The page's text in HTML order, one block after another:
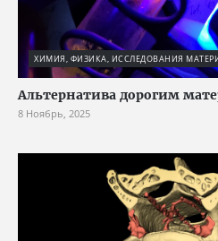
ХИМИЯ, ФИЗИКА, ИССЛЕДОВАНИЯ
Альтернатива дорогим
8 Ноябрь, 2025